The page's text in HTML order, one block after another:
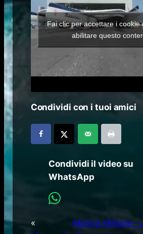
Fai clic per accettare i cookie
abilitare questo
Condividi con i tuoi amici
Condividi il video su
WhatsApp
«
Marina Militare –